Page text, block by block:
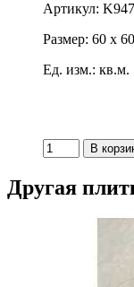
Артикул:
Размер: 60 x
Ед. изм.: кв.м.
Другая